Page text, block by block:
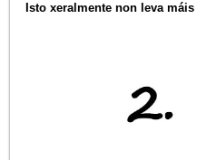
Isto xeralmente non leva